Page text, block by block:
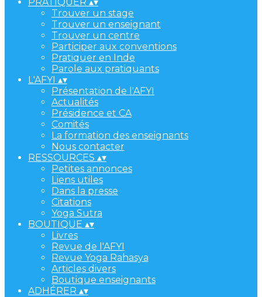
Trouver un stage
Trouver un enseignant
Trouver un centre
Participer aux conventions
Pratiquer en Inde
Parole aux pratiquants
L'AFYI ▴▾
Présentation de l'AFYI
Actualités
Présidence et CA
Comités
La formation des enseignants
Nous contacter
RESSOURCES ▴▾
Petites annonces
Liens utiles
Dans la presse
Citations
Yoga Sutra
BOUTIQUE ▴▾
Livres
Revue de l'AFYI
Revue Yoga Rahasya
Articles divers
Boutique enseignants
ADHÉRER ▴▾